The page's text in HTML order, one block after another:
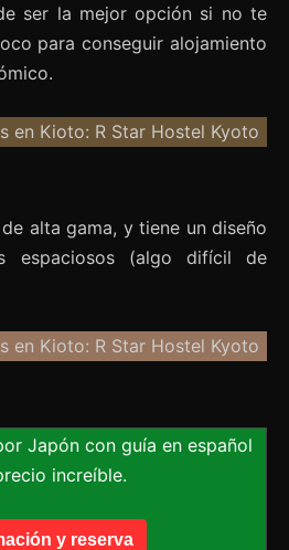
ser la mejor opción si no te
para conseguir alojamiento
alta gama, y tiene un diseño
espaciosos (algo difícil de
Japón con guía en español
increíble.
y reserva